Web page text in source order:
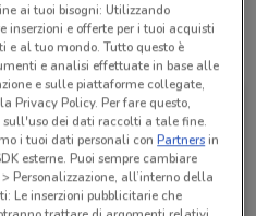
negozio
ai tuoi bisogni: Utilizzando
inserzioni e offerte per i tuoi acquisti
al tuo mondo. Tutto questo è
e analisi effettuate in base alle
e sulle piattaforme collegate,
Privacy Policy. Per fare questo,
sull'uso dei dati raccolti a tale fine.
i tuoi dati personali conPartnersin
esterne. Puoi sempre cambiare
Personalizzazione, all’interno della
Le inserzioni pubblicitarie che